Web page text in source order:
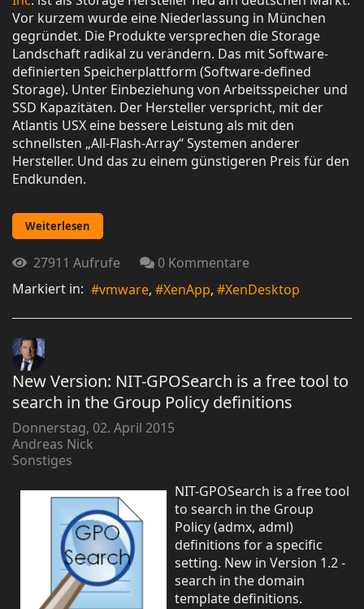
Vor kurzem wurde eine Niederlassung in München
gegründet. Die Produkte versprechen die Storage
Landschaft radikal zu verändern. Das mit Software-
definierten Speicherplattform (Software-defined
Storage). Unter Einbeziehung von Arbeitsspeicher und
SSD Kapazitäten. Der Hersteller verspricht, mit der
Atlantis USX eine bessere Leistung als mit den
schnellsten „All-Flash-Array“ Systemen anderer
Hersteller. Und das zu einem günstigeren Preis für den
Endkunden.
Weiterlesen
27911 Aufrufe
0 Kommentare
Markiert in:
vmware XenApp XenDesktop
New Version: NIT-GPOSearch is a free tool to
search in the Group Policy definitions
Donnerstag, 02. April 2015
Andreas Nick
Sonstiges
NIT-GPOSearch is a free tool
to search in the Group
Policy (admx, adml)
definitions for a specific
setting. New in Version 1.2 -
search in the domain
template definitions.